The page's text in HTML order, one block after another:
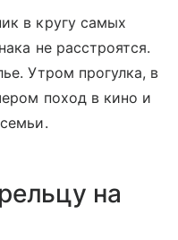
в кругу самых
не расстроятся.
Утром прогулка, в
поход в кино и
на